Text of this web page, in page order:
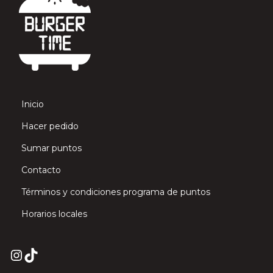
k
B
u
r
e
n
t
d
Inicio
Hacer pedido
Sumar puntos
Contacto
Términos y condiciones programa de puntos
Horarios locales
InstagramTikTok